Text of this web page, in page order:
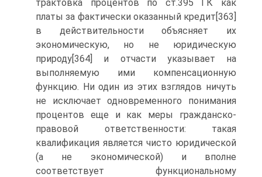
трактовка процентов по ст.395 ГК как
платы за фактически оказанный кредит[363]
в действительности объясняет их
экономическую, но не юридическую
природу[364] и отчасти указывает на
выполняемую ими компенсационную
функцию. Ни один из этих взглядов ничуть
не исключает одновременного понимания
процентов еще и как меры гражданско-
правовой ответственности: такая
квалификация является чисто юридической
(а не экономической) и вполне
соответствует функциональному